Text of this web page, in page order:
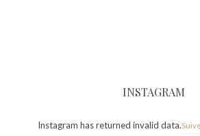
INSTAGRAM
Instagram has returned invalid data.